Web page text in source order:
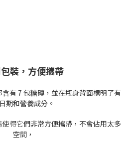
裝，方便攜帶
有 7 包糖磚，並在瓶身背面標明了有
期和營養成分。
得它們非常方便攜帶，不會佔用太多
空間，